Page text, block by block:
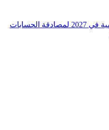
تستهدف Sui إطلاق الشبكة الرئيسية في 2027 لمصادقة الحسابات